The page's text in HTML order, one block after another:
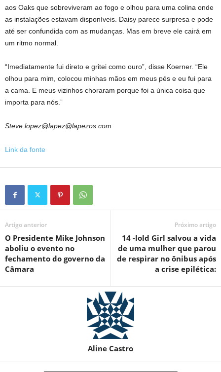
aos Oaks que sobreviveram ao fogo e olhou para uma colina onde
as instalações estavam disponíveis. Daisy parece surpresa e pode
até ser confundida com as mudanças. Mas em breve ele cairá em
um ritmo normal.
“Imediatamente fui direto e gritei como ouro”, disse Koerner. “Ele
olhou para mim, colocou minhas mãos em meus pés e eu fui para
a cama. E meus vizinhos choraram porque foi a única coisa que
importa para nós.”
Steve.lopez@lapez@lapezos.com
Link da fonte
Artigo anterior
O Presidente Mike Johnson
aboliu o evento no
fechamento do governo da
Câmara
Próximo artigo
14 -lold Girl salvou a vida
de uma mulher que parou
de respirar no ônibus após
a crise epilética:
Aline Castro